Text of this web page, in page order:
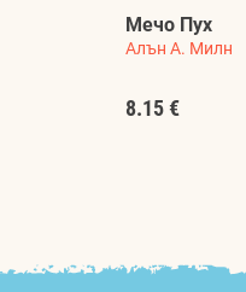
Мечо Пух
Алън А. Милн
8.15 €